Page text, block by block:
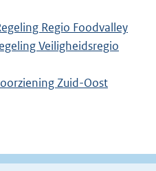
Regio Foodvalley
Veiligheidsregio
Zuid-Oost